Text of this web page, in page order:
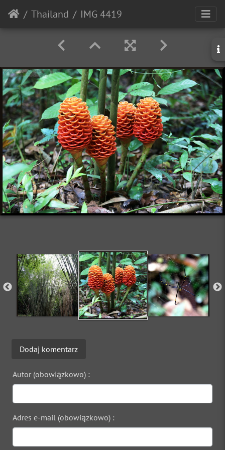
Thailand IMG 4419
Dodaj komentarz
Autor (obowiązkowo) :
Adres e-mail (obowiązkowo) :